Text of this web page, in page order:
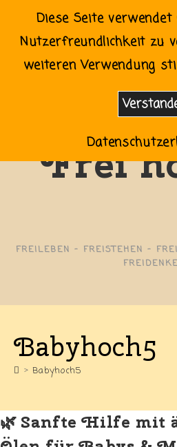
springen
Freihoch5 von
0
Frei
FREILEBEN - FREISTEHEN -
Babyhoch5
> Babyhoch5
🌿 Sanfte Hilfe mit
Diese Seite
Nutzerfreundlichkeit zu
weiteren Verwendung